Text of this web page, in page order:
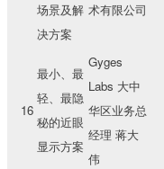
场景及解
决方案
术有限公司
16
最小、最
轻、最隐
秘的近眼
显示方案
Gyges
Labs 大中
华区业务总
经理 蒋大
伟